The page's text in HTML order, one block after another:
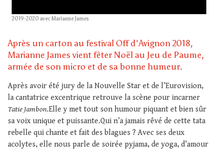
2019-2020 avec Marianne James
Après un carton au festival Off d'Avignon 2018,
Marianne James vient fêter Noël au Jeu de Paume,
armée de son micro et de sa bonne humeur.
Après avoir été jury de la Nouvelle Star et de l’Eurovision,
la cantatrice excentrique retrouve la scène pour incarner
Tatie Jambon.Elle y met tout son humour piquant et bien sûr
sa voix unique et puissante.Qui n’a jamais rêvé de cette tata
rebelle qui chante et fait des blagues ? Avec ses deux
acolytes, elle nous parle de soirée pyjama, de yoga, d’amour